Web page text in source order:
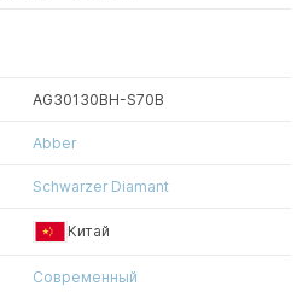
AG30130BH-S70B
Abber
Schwarzer Diamant
Китай
Современный